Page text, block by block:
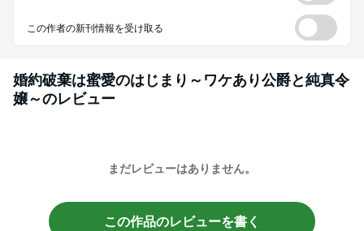
この作者の新刊情報を受け取る
婚約破棄は蜜愛のはじまり～ワケあり公爵と純真令
嬢～のレビュー
まだレビューはありません。
この作品のレビューを書く